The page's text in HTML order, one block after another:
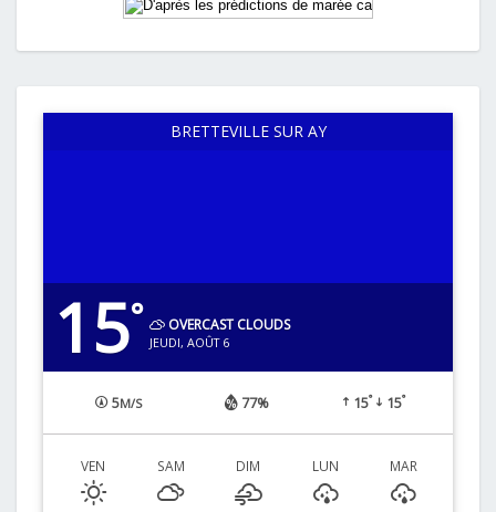
BRETTEVILLE SUR AY
15° OVERCAST CLOUDS
JEUDI, AOÛT 6
5M/S 77% 15° 15°
VEN SAM DIM LUN MAR